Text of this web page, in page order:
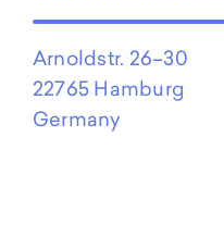
Arnoldstr. 26–30
22765 Hamburg
Germany